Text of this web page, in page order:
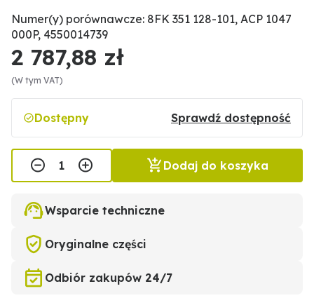
Numer(y) porównawcze: 8FK 351 128-101, ACP 1047
000P, 4550014739
2 787,88 zł
(W tym VAT)
Dostępny Sprawdź dostępność
Dodaj do koszyka
Wsparcie techniczne
Oryginalne części
Odbiór zakupów 24/7